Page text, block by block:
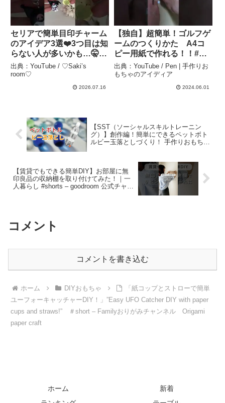
セリアで簡単目印チャーム
のアイデア3選❤️3つ目は知
らない人が多いかも…🤫
#shorts #めじるしアクセ
サリー #セリア #100均
#100均diy #ガチャガチャ
出典：YouTube / ♡Saki’s
room♡
2026.07.16
【独自】超簡単！ゴルフゲ
ームのつくりかた A4コ
ピー用紙で作れる！！#手
作りおもちゃ #工作 #簡
単 #仕掛け #仕組み #
知育玩具 – Pen | 手作りお
出典：YouTube / Pen | 手作りお
もちゃのアイディア
2024.06.01
【SST（ソーシャルスキルトレーニン
グ）】創作編！簡単にできるペットボト
ルビー玉落としづくり！ 手作りおもちゃ
【賃貸でもできる簡単DIY】お部屋に無
印良品の収納棚を取り付けてみた！｜一
人暮らし #shorts – goodroom 公式チャン
コメント
コメントを書き込む
ホーム DIYおもちゃ
「紙コップとストローで簡単
ユーフォーキャッチャーDIY！」”Easy UFO Catcher DIY with paper
cups and straws!” ＃short – Familyおりがみチャンネル Origami
paper craft
ホーム
新着